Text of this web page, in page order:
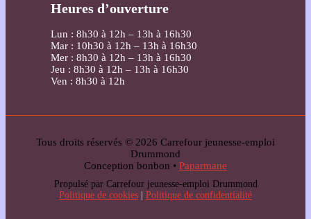
Heures d’ouverture
Lun : 8h30 à 12h – 13h à 16h30
Mar : 10h30 à 12h – 13h à 16h30
Mer : 8h30 à 12h – 13h à 16h30
Jeu : 8h30 à 12h – 13h à 16h30
Ven : 8h30 à 12h
Tous droits réservés © 2026 Carrefour jeunesse-emploi
Drummond
Conception bonbon • Paparmane
Propulsé par Carrefour jeunesse-emploi Drummond
Politique de cookies | Politique de confidentialité